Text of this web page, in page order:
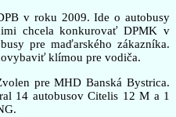
v roku 2009. Ide o autobusy
chcela konkurovať DPMK v
pre maďarského zákazníka.
klímou pre vodiča.
pre MHD Banská Bystrica.
14 autobusov Citelis 12 M a 1